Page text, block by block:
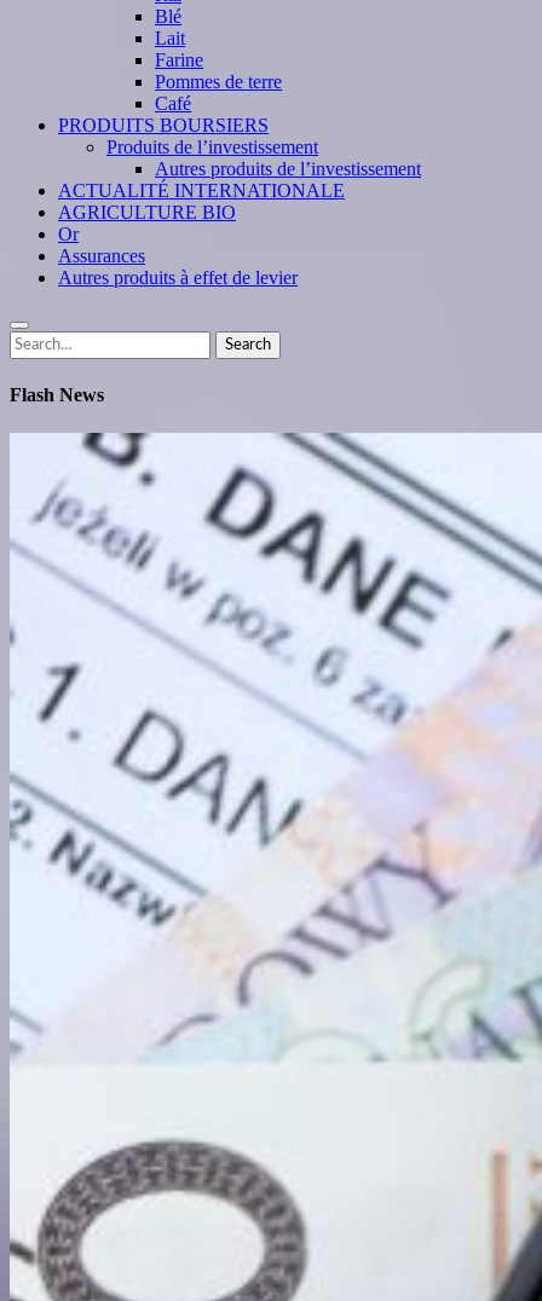
Blé
Lait
Farine
Pommes de terre
Café
PRODUITS BOURSIERS
Produits de l’investissement
Autres produits de l’investissement
ACTUALITÉ INTERNATIONALE
AGRICULTURE BIO
Or
Assurances
Autres produits à effet de levier
Search
for:
Search
Flash News